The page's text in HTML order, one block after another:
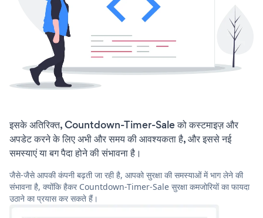
इसके अतिरिक्त, Countdown-Timer-Sale को कस्टमाइज़ और
अपडेट करने के लिए अभी और समय की आवश्यकता है, और इससे नई
समस्याएं या बग पैदा होने की संभावना है।
जैसे-जैसे आपकी कंपनी बढ़ती जा रही है, आपको सुरक्षा की समस्याओं में भाग लेने की
संभावना है, क्योंकि हैकर Countdown-Timer-Sale सुरक्षा कमजोरियों का फायदा
उठाने का प्रयास कर सकते हैं।